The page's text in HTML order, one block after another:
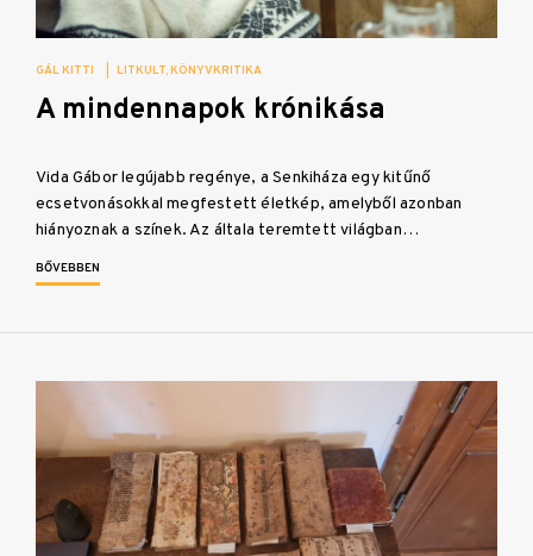
GÁL KITTI LITKULT KÖNYVKRITIKA
A mindennapok krónikása
Vida Gábor legújabb regénye, a Senkiháza egy kitűnő
ecsetvonásokkal megfestett életkép, amelyből azonban
hiányoznak a színek. Az általa teremtett világban…
BŐVEBBEN